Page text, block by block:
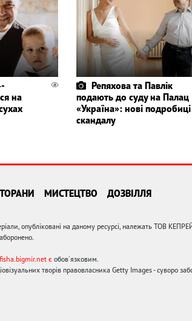
на
Репяхова та Павлік
подають до суду на Палац
«Україна»: нові подробиці
скандалу
МИСТЕЦТВО ДОЗВІЛЛЯ
опубліковані на даному ресурсі, належать ТОВ
є обов'язковим.
творів правовласника Getty Images - суворо